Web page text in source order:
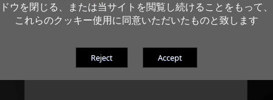
ドウを閉じる、または当サイトを閲覧し続けることをもって、
これらのクッキー使用に同意いただいたものと致します